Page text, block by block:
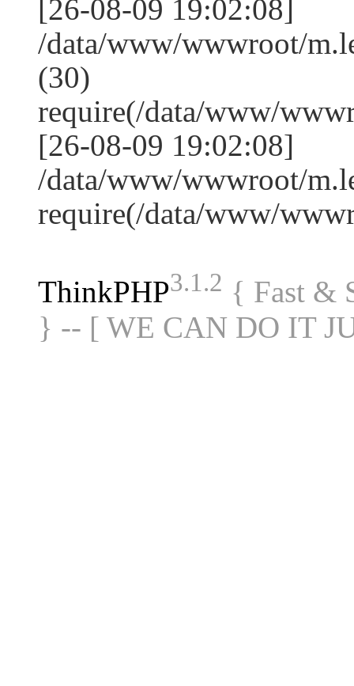
[26-08-09 19:02:08]
/data/www/wwwroot/
(30)
require(/data/www/
[26-08-09 19:02:08]
/data/www/wwwroot/
require(/data/www/
ThinkPHP3.1.2 { Fast &
} -- [ WE CAN DO IT